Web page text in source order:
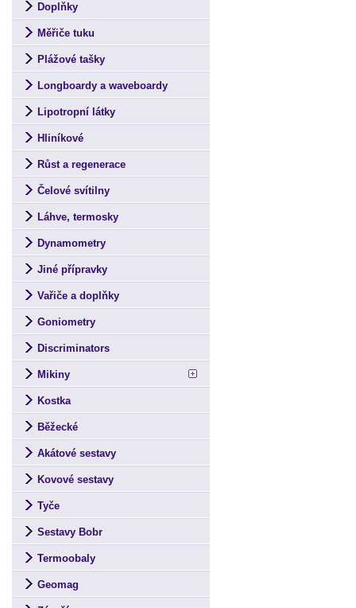
Doplňky
Měřiče tuku
Plážové tašky
Longboardy a waveboardy
Lipotropní látky
Hliníkové
Růst a regenerace
Čelové svítilny
Láhve, termosky
Dynamometry
Jiné přípravky
Vařiče a doplňky
Goniometry
Discriminators
Mikiny
Kostka
Běžecké
Akátové sestavy
Kovové sestavy
Tyče
Sestavy Bobr
Termoobaly
Geomag